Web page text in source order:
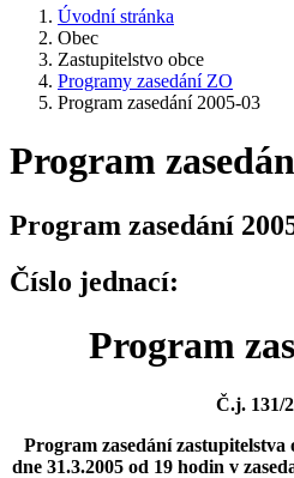
Úvodní stránka
Obec
Zastupitelstvo obce
Programy zasedání ZO
Program zasedání 2005-03
Program
Program zasedání
Číslo jednací:
Program
Č.j. 131/
Program zasedání
dne 31.3.2005 od 19 hodin v